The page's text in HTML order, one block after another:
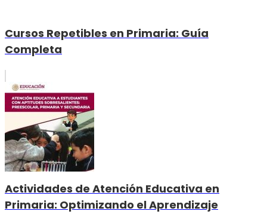
Cursos Repetibles en Primaria: Guía
Completa
Actividades de Atención Educativa en
Primaria: Optimizando el Aprendizaje